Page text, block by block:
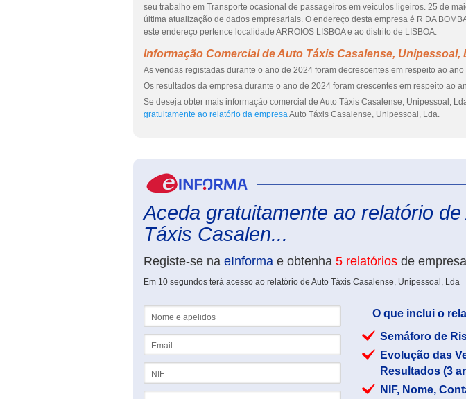
seu trabalho em Transporte ocasional de passageiros em veículos ligeiros. 25 de
última atualização de dados empresariais. O endereço desta empresa é R DA
este endereço pertence localidade ARROIOS LISBOA e ao distrito de LISBOA.
Informação Comercial de Auto Táxis Casalense, Unipessoal,
As vendas registadas durante o ano de 2024 foram decrescentes em respeito ao ano
Os resultados da empresa durante o ano de 2024 foram crescentes em respeito ao
Se deseja obter mais informação comercial de Auto Táxis Casalense, Unipessoal,
gratuitamente ao relatório da empresaAuto Táxis Casalense, Unipessoal, Lda.
Aceda gratuitamente ao relatório de
Táxis Casalen...
Registe-se na eInforma e obtenha 5 relatórios de empresa
Em 10 segundos terá acesso ao relatório de Auto Táxis Casalense, Unipessoal, Lda
O que inclui o
Semáforo de
Evolução das
Resultados (3
NIF, Nome,